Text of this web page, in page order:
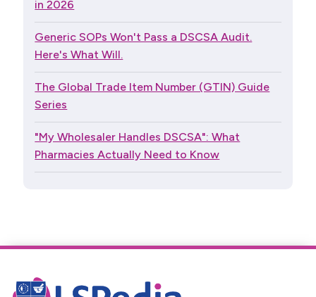
in 2026
Generic SOPs Won't Pass a DSCSA Audit.
Here's What Will.
The Global Trade Item Number (GTIN) Guide
Series
"My Wholesaler Handles DSCSA": What
Pharmacies Actually Need to Know